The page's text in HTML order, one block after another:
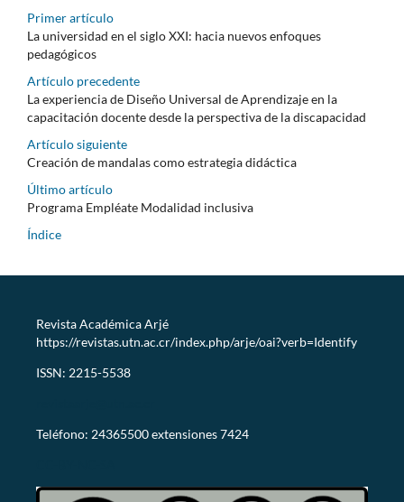
Primer artículo
La universidad en el siglo XXI: hacia nuevos enfoques
pedagógicos
Artículo precedente
La experiencia de Diseño Universal de Aprendizaje en la
capacitación docente desde la perspectiva de la discapacidad
Artículo siguiente
Creación de mandalas como estrategia didáctica
Último artículo
Programa Empléate Modalidad inclusiva
Índice
Revista Académica Arjé
https://revistas.utn.ac.cr/index.php/arje/oai?verb=Identify
ISSN: 2215-5538
Teléfono: 24365500 extensiones 7424